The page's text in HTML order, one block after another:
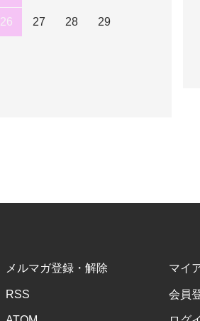
26 27 28 29
メルマガ登録・解除
RSS
マイ
会員